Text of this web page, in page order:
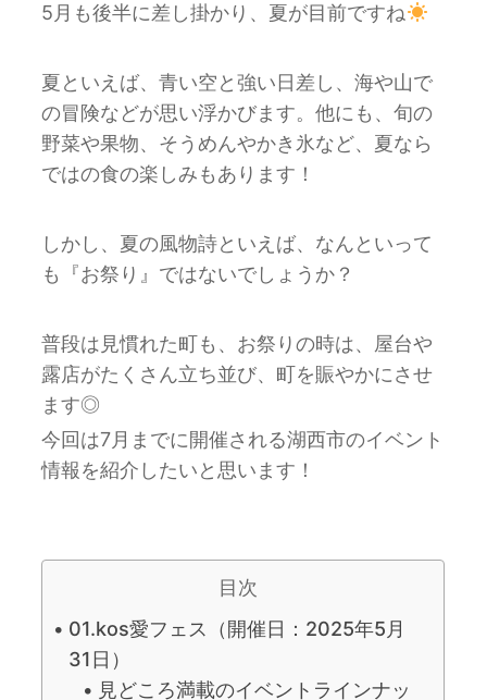
5月も後半に差し掛かり、夏が目前ですね
夏といえば、青い空と強い日差し、海や山で
の冒険などが思い浮かびます。他にも、旬の
野菜や果物、そうめんやかき氷など、夏なら
ではの食の楽しみもあります！
しかし、夏の風物詩といえば、なんといって
も『お祭り』ではないでしょうか？
普段は見慣れた町も、お祭りの時は、屋台や
露店がたくさん立ち並び、町を賑やかにさせ
ます◎
今回は7月までに開催される湖西市のイベント
情報を紹介したいと思います！
目次
01.kos愛フェス（開催日：2025年5月
31日）
見どころ満載のイベントラインナッ